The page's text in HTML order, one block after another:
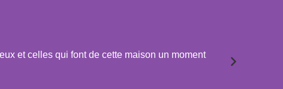
et celles qui font de cette maison un moment